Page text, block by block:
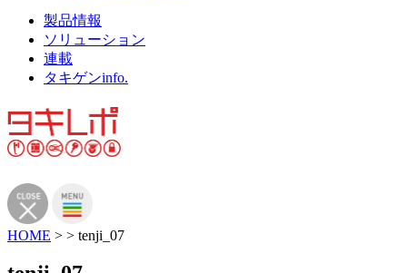
製品情報
ソリューション
連載
タキゲンinfo.
HOME > > tenji_07